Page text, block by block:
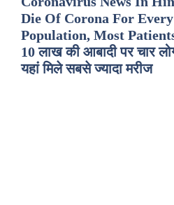
Die Of Corona For
Population, Most
10 लाख की आबादी पर चार
यहां मिले सबसे ज्यादा मरीज